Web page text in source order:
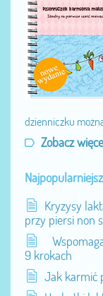
dzienniczku
Zobacz
Kryzysy
przy piersi non
9 krokach
Jak karmić